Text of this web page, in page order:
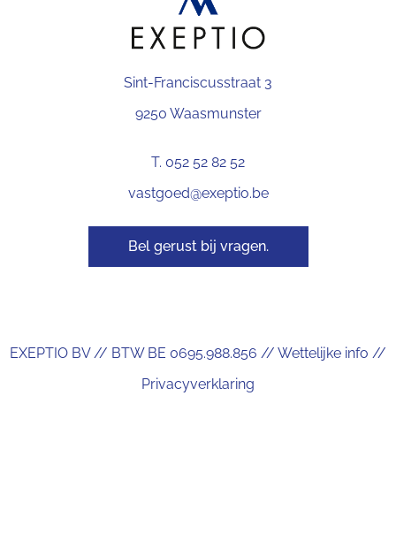
Sint-Franciscusstraat 3
9250 Waasmunster
T. 052 52 82 52
vastgoed@exeptio.be
Bel gerust bij vragen.
EXEPTIO BV // BTW BE 0695.988.856 // Wettelijke info //
Privacyverklaring